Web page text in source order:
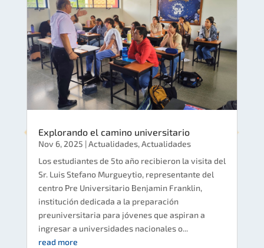
Explorando el camino universitario
Nov 6, 2025 |Actualidades,Actualidades
Los estudiantes de 5to año recibieron la visita del
Sr. Luis Stefano Murgueytio, representante del
centro Pre Universitario Benjamin Franklin,
institución dedicada a la preparación
preuniversitaria para jóvenes que aspiran a
ingresar a universidades nacionales o...
read more